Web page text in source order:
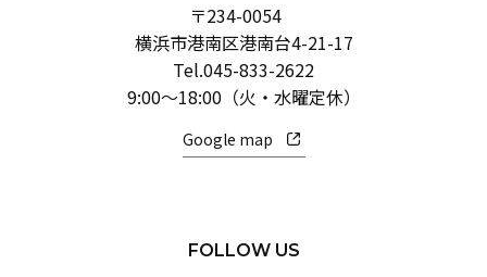
〒234-0054
横浜市港南区港南台4-21-17
Tel.045-833-2622
9:00～18:00（火・水曜定休）
Google map
FOLLOW US